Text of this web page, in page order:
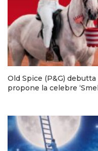
Old Spice (P&G)
propone la celebre